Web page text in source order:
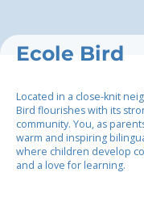
Ecole Bird
Located in a close-knit
Bird flourishes with its
community. You, as
warm and inspiring
where children develop
and a love for learning.